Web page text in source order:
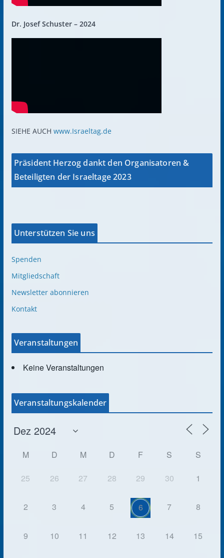
Dr. Josef Schuster – 2024
SIEHE AUCH www.Israeltag.de
Präsident Herzog dankt den Organisatoren &
Beteiligten der Israeltage 2023
Unterstützen Sie uns
Spenden
Mitgliedschaft
Newsletter abonnieren
Kontakt
Veranstaltungen
Keine Veranstaltungen
Veranstaltungskalender
M D M D F S S
25 26 27 28 29 30 1
2 3 4 5 6 7 8
9 10 11 12 13 14 15